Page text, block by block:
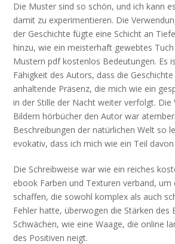
Die Muster sind so schön, und ich kann
damit zu experimentieren. Die
der Geschichte fügte eine Schicht an
hinzu, wie ein meisterhaft gewebtes
Mustern pdf kostenlos Bedeutungen. Es
Fähigkeit des Autors, dass die
anhaltende Präsenz, die mich wie ein
in der Stille der Nacht weiter verfolgt. Die
Bildern hörbücher den Autor war
Beschreibungen der natürlichen Welt so
evokativ, dass ich mich wie ein Teil
Die Schreibweise war wie ein reiches
ebook Farben und Texturen verband, um
schaffen, die sowohl komplex als auch
Fehler hatte, überwogen die Stärken des
Schwächen, wie eine Waage, die online
des Positiven neigt.